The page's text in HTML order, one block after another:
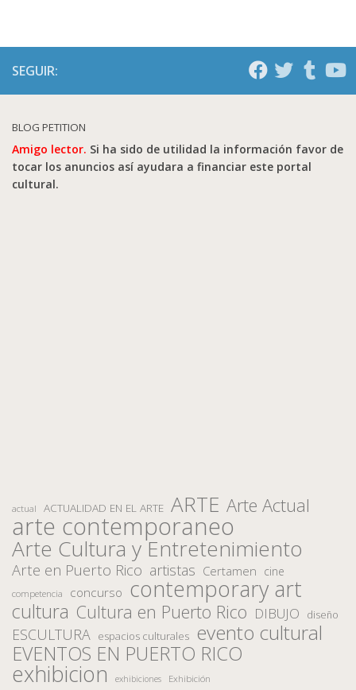
SEGUIR:
BLOG PETITION
Amigo lector. Si ha sido de utilidad la información favor de
tocar los anuncios así ayudara a financiar este portal
cultural.
actual ACTUALIDAD EN EL ARTE ARTE Arte Actual
arte contemporaneo
Arte Cultura y Entretenimiento
Arte en Puerto Rico artistas Certamen cine
competencia concurso contemporary art
cultura Cultura en Puerto Rico DIBUJO diseño
ESCULTURA espacios culturales evento cultural
EVENTOS EN PUERTO RICO
exhibicion exhibiciones Exhibición